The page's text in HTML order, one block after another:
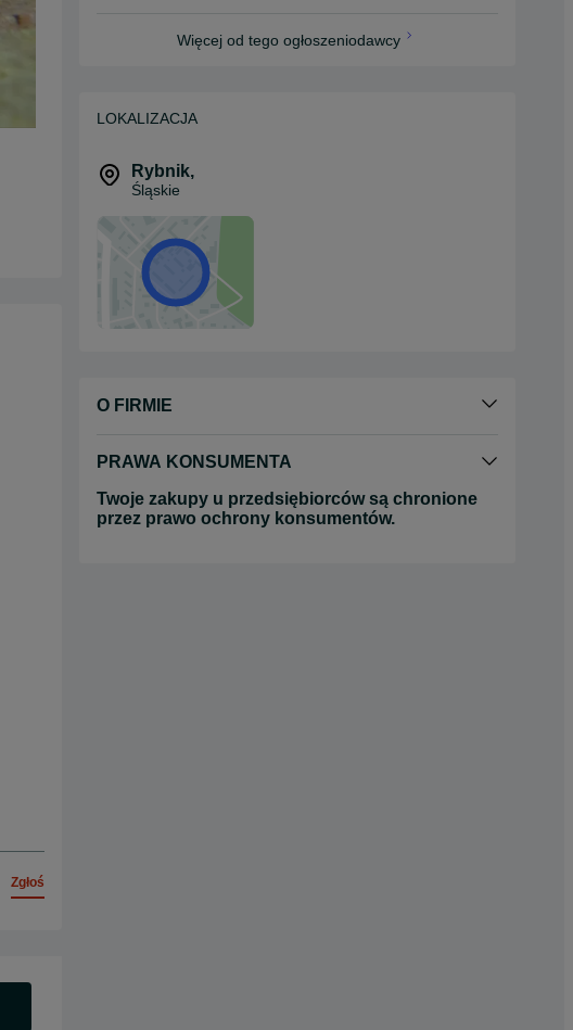
Zgłoś
Więcej od tego ogłoszeniodawcy
LOKALIZACJA
Rybnik,
Śląskie
O FIRMIE
PRAWA KONSUMENTA
Twoje zakupy u przedsiębiorców są chronione
przez prawo ochrony konsumentów.